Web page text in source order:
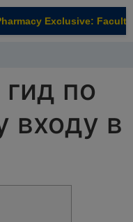
Exclusive: Faculty
по
входу в
check